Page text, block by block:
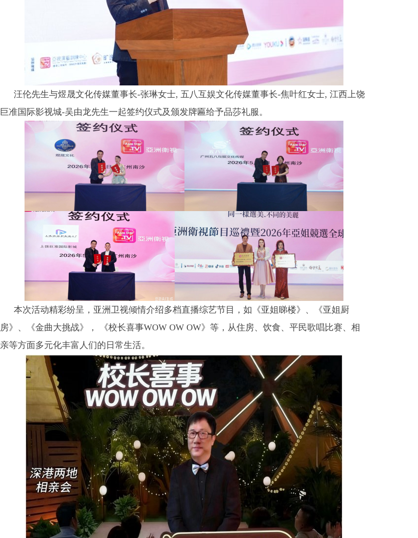
汪伦先生与煜晟文化传媒董事长-张琳女士, 五八互娱文化传媒董事长-焦叶红女士, 江西上饶
巨准国际影视城-吴由龙先生一起签约仪式及颁发牌匾给予品莎礼服。
本次活动精彩纷呈，亚洲卫视倾情介绍多档直播综艺节目，如《亚姐睇楼》、《亚姐厨
房》、《金曲大挑战》， 《校长喜事WOW OW OW》等，从住房、饮食、平民歌唱比赛、相
亲等方面多元化丰富人们的日常生活。